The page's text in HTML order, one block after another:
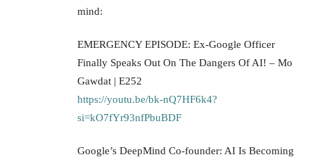
mind:
EMERGENCY EPISODE: Ex-Google Officer
Finally Speaks Out On The Dangers Of AI! – Mo
Gawdat | E252
https://youtu.be/bk-nQ7HF6k4?
si=kO7fYr93nfPbuBDF
Google’s DeepMind Co-founder: AI Is Becoming